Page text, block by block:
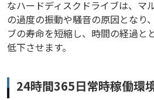
なハードディスクドライブは、マ
の過度の振動や騒音の原因となり
ブの寿命を短縮し、時間の経過と
低下させます。
24時間365日常時稼働環